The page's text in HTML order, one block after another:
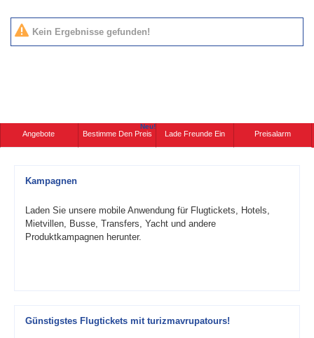
Kein Ergebnisse gefunden!
Angebote Bestimme Den Preis
Neu!
Lade Freunde Ein Preisalarm
Kampagnen
Laden Sie unsere mobile Anwendung für Flugtickets, Hotels,
Mietvillen, Busse, Transfers, Yacht und andere
Produktkampagnen herunter.
Günstigstes Flugtickets mit turizmavrupatours!